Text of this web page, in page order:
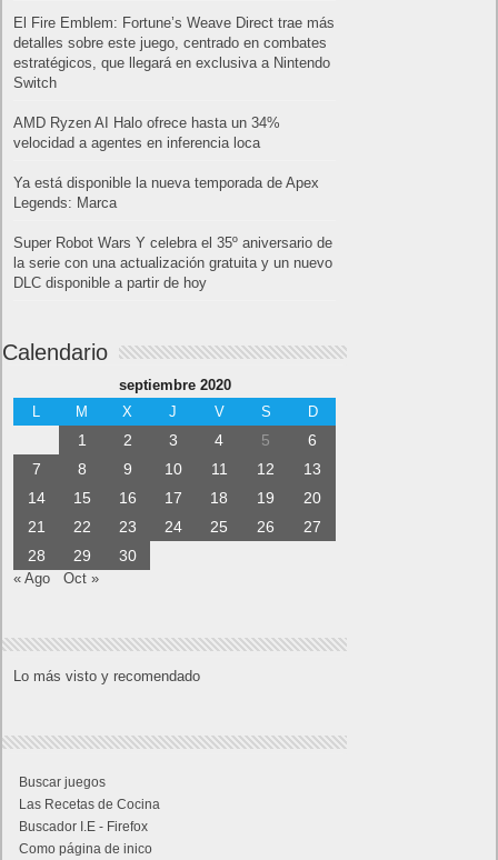
El Fire Emblem: Fortune’s Weave Direct trae más
detalles sobre este juego, centrado en combates
estratégicos, que llegará en exclusiva a Nintendo
Switch
AMD Ryzen AI Halo ofrece hasta un 34%
velocidad a agentes en inferencia loca
Ya está disponible la nueva temporada de Apex
Legends: Marca
Super Robot Wars Y celebra el 35º aniversario de
la serie con una actualización gratuita y un nuevo
DLC disponible a partir de hoy
Calendario
septiembre 2020
L
M X J V S D
1 2 3 4 5
6
7
8 9 10 11 12
13
14
15 16 17 18 19
20
21
22 23 24 25 26
27
28
29 30
« Ago Oct »
Lo más visto y recomendado
Buscar juegos
Las Recetas de Cocina
Buscador I.E - Firefox
Como página de inico